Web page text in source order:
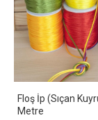
Floş İp (Sıçan
Metre